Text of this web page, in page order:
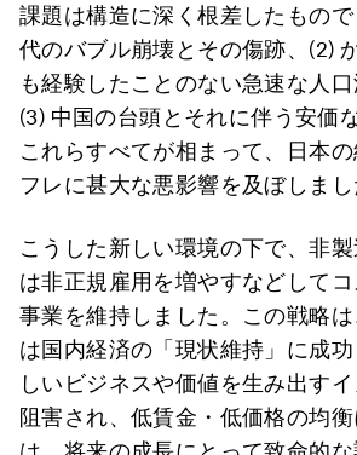
課題は構造に深く根差したもの
代のバブル崩壊とその傷跡、(2)
も経験したことのない急速な人口
(3) 中国の台頭とそれに伴う安価
これらすべてが相まって、日本
フレに甚大な悪影響を及ぼしまし
こうした新しい環境の下で、非
は非正規雇用を増やすなどしてコ
事業を維持しました。この戦略
は国内経済の「現状維持」に成
しいビジネスや価値を生み出す
阻害され、低賃金・低価格の均